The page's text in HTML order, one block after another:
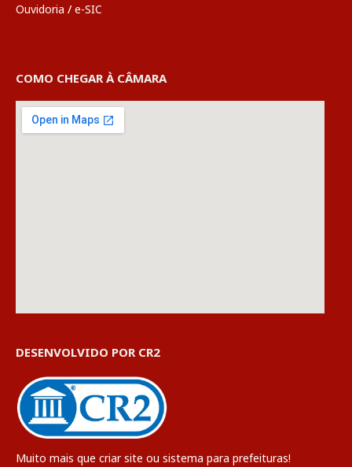
Ouvidoria / e-SIC
COMO CHEGAR À CÂMARA
DESENVOLVIDO POR CR2
Muito mais que criar site ou sistema para prefeituras!